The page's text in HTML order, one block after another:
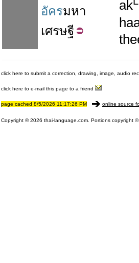
อัครมหา
เศรษฐี
ak
click here to submit a correction, drawing, image, audio
click here to e-mail this page to a friend
page cached 8/5/2026 11:17:26 PM online source
Copyright © 2026 thai-language.com. Portions copyright